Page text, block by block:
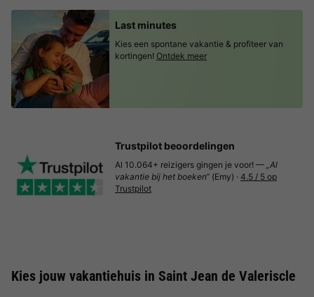
Last minutes
Kies een spontane vakantie & profiteer van
kortingen! Ontdek meer
Trustpilot beoordelingen
Al 10.064+ reizigers gingen je voor! — „Al
vakantie bij het boeken“ (Emy) · 4.5 / 5 op
Trustpilot
Kies jouw vakantiehuis in Saint Jean de Valeriscle